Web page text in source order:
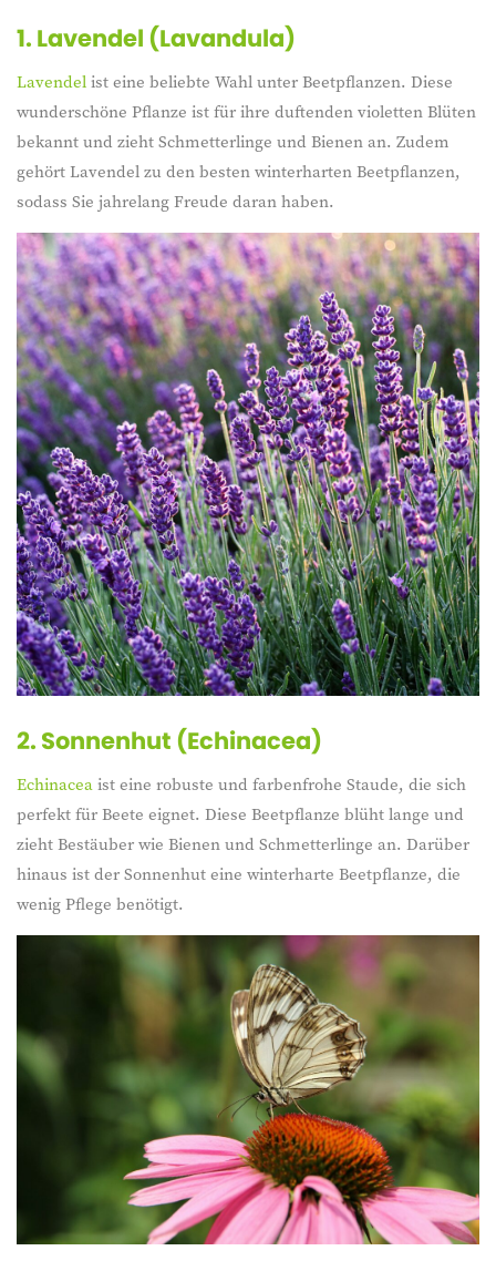
1. Lavendel (Lavandula)
Lavendelist eine beliebte Wahl unter Beetpflanzen. Diese
wunderschöne Pflanze ist für ihre duftenden violetten Blüten
bekannt und zieht Schmetterlinge und Bienen an. Zudem
gehört Lavendel zu den besten winterharten Beetpflanzen,
sodass Sie jahrelang Freude daran haben.
2. Sonnenhut (Echinacea)
Echinaceaist eine robuste und farbenfrohe Staude, die sich
perfekt für Beete eignet. Diese Beetpflanze blüht lange und
zieht Bestäuber wie Bienen und Schmetterlinge an. Darüber
hinaus ist der Sonnenhut eine winterharte Beetpflanze, die
wenig Pflege benötigt.